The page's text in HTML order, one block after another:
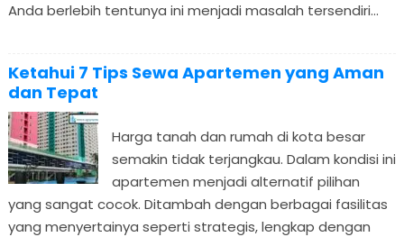
Anda berlebih tentunya ini menjadi masalah tersendiri...
Ketahui 7 Tips Sewa Apartemen yang Aman
dan Tepat
Harga tanah dan rumah di kota besar
semakin tidak terjangkau. Dalam kondisi ini
apartemen menjadi alternatif pilihan
yang sangat cocok. Ditambah dengan berbagai fasilitas
yang menyertainya seperti strategis, lengkap dengan